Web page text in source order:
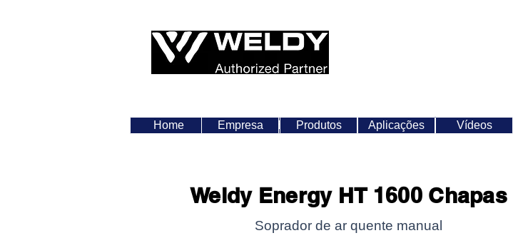
Loja Home Empresa Produtos Aplicações Vídeos
Home Empresa Produtos Aplicações Vídeos
Weldy Energy HT 1600 Chapas
Soprador de ar quente manual